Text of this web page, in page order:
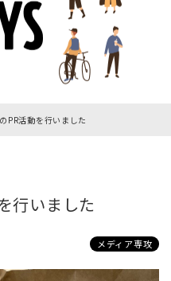
PR活動を行いました
行いました
メディア専攻